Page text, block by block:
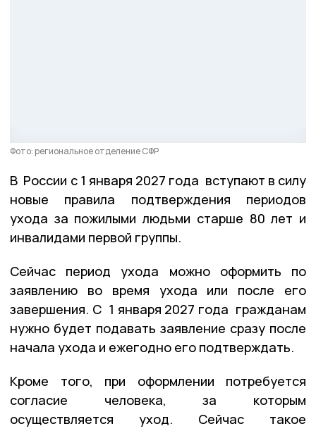
Фото: региональное отделение СФР
В России с 1 января 2027 года вступают в силу
новые правила подтверждения периодов
ухода за пожилыми людьми старше 80 лет и
инвалидами первой группы.
Сейчас период ухода можно оформить по
заявлению во время ухода или после его
завершения. С 1 января 2027 года гражданам
нужно будет подавать заявление сразу после
начала ухода и ежегодно его подтверждать.
Кроме того, при оформлении потребуется
согласие человека, за которым
осуществляется уход. Сейчас такое